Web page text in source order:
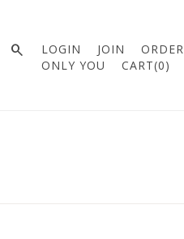
 LOGIN JOIN ORDER
ONLY YOU
CART(0)